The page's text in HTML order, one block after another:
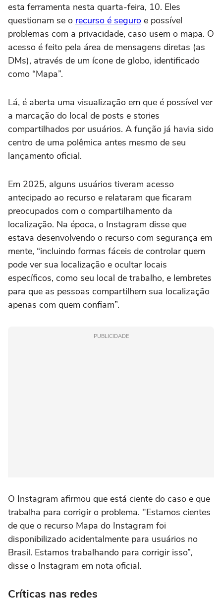
esta ferramenta nesta quarta-feira, 10. Eles
questionam se o recurso é seguro e possível
problemas com a privacidade, caso usem o mapa. O
acesso é feito pela área de mensagens diretas (as
DMs), através de um ícone de globo, identificado
como “Mapa”.
Lá, é aberta uma visualização em que é possível ver
a marcação do local de posts e stories
compartilhados por usuários. A função já havia sido
centro de uma polêmica antes mesmo de seu
lançamento oficial.
Em 2025, alguns usuários tiveram acesso
antecipado ao recurso e relataram que ficaram
preocupados com o compartilhamento da
localização. Na época, o Instagram disse que
estava desenvolvendo o recurso com segurança em
mente, “incluindo formas fáceis de controlar quem
pode ver sua localização e ocultar locais
específicos, como seu local de trabalho, e lembretes
para que as pessoas compartilhem sua localização
apenas com quem confiam”.
PUBLICIDADE
O Instagram afirmou que está ciente do caso e que
trabalha para corrigir o problema. "Estamos cientes
de que o recurso Mapa do Instagram foi
disponibilizado acidentalmente para usuários no
Brasil. Estamos trabalhando para corrigir isso”,
disse o Instagram em nota oficial.
Críticas nas redes